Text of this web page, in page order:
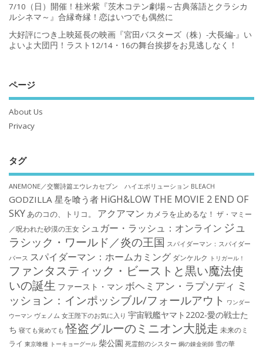
7/10（日）開催！桂米紫『茨木コテン劇場～古典落語とクラシカ
ルシネマ～』合縁奇縁！恋はいつでも偶然に
大好評につき上映延長の映画『宮田バスターズ（株）-大長編-』い
よいよ大団円！ラスト12/14・16の舞台挨拶をお見逃しなく！
ページ
About Us
Privacy
タグ
ANEMONE／交響詩篇エウレカセブン ハイエボリューション BLEACH
GODZILLA 星を喰う者 HiGH&LOW THE MOVIE 2 END OF
SKYあのコの、トリコ。 アクアマン カメラを止めるな！ ザ・マミー
／呪われた砂漠の王女 シュガー・ラッシュ：オンライン ジュ
ラシック・ワールド／炎の王国 スパイダーマン：スパイダー
バース スパイダーマン：ホームカミング ダンケルク トリガール！
ファンタスティック・ビーストと黒い魔法使
いの誕生 ファースト・マン ボヘミアン・ラプソディ ミ
ッション：インポッシブル/フォールアウト ワンダー
ウーマン ヴェノム 女王陛下のお気に入り 宇宙戦艦ヤマト2202-愛の戦士た
ち 寝ても覚めても 怪盗グルーのミニオン大脱走 未来のミ
ライ 東京喰種 トーキョーグール 柴公園 死霊館のシスター 鋼の錬金術師 雪の華